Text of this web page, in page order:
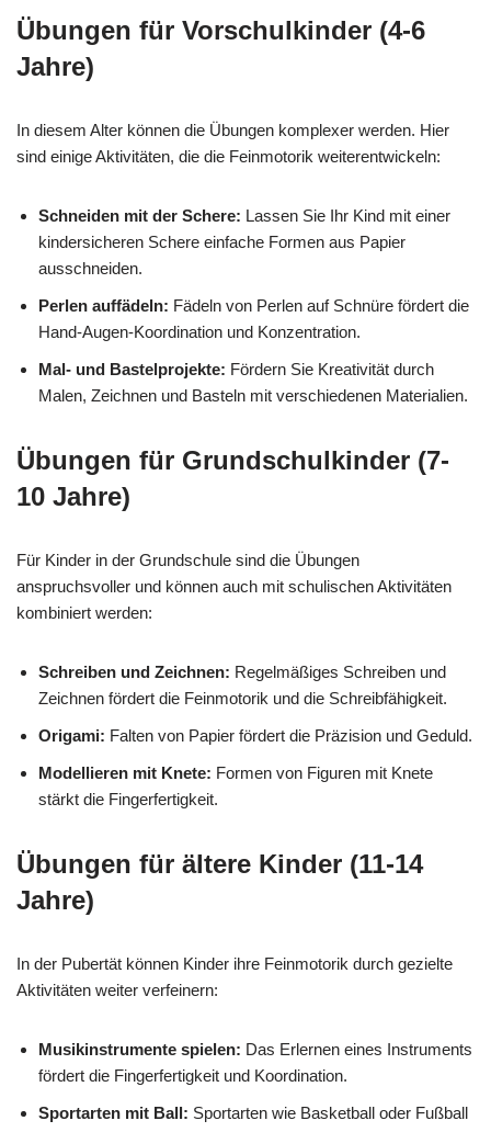
Übungen für Vorschulkinder (4-6
Jahre)
In diesem Alter können die Übungen komplexer werden. Hier
sind einige Aktivitäten, die die Feinmotorik weiterentwickeln:
Schneiden mit der Schere: Lassen Sie Ihr Kind mit einer
kindersicheren Schere einfache Formen aus Papier
ausschneiden.
Perlen auffädeln: Fädeln von Perlen auf Schnüre fördert die
Hand-Augen-Koordination und Konzentration.
Mal- und Bastelprojekte: Fördern Sie Kreativität durch
Malen, Zeichnen und Basteln mit verschiedenen Materialien.
Übungen für Grundschulkinder (7-
10 Jahre)
Für Kinder in der Grundschule sind die Übungen
anspruchsvoller und können auch mit schulischen Aktivitäten
kombiniert werden:
Schreiben und Zeichnen: Regelmäßiges Schreiben und
Zeichnen fördert die Feinmotorik und die Schreibfähigkeit.
Origami: Falten von Papier fördert die Präzision und Geduld.
Modellieren mit Knete: Formen von Figuren mit Knete
stärkt die Fingerfertigkeit.
Übungen für ältere Kinder (11-14
Jahre)
In der Pubertät können Kinder ihre Feinmotorik durch gezielte
Aktivitäten weiter verfeinern:
Musikinstrumente spielen: Das Erlernen eines Instruments
fördert die Fingerfertigkeit und Koordination.
Sportarten mit Ball: Sportarten wie Basketball oder Fußball